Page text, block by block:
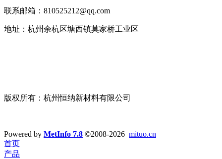
联系邮箱：810525212@qq.com
地址：杭州余杭区塘西镇莫家桥工业区
版权所有：杭州恒纳新材料有限公司
Powered by MetInfo 7.8 ©2008-2026 mituo.cn
首页
产品